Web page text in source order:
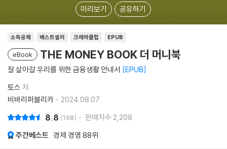
미리보기 공유하기
소득공제 베스트셀러 크레마클럽 EPUB
eBook THE MONEY BOOK 더 머니북
잘 살아갈 우리를 위한 금융생활 안내서 EPUB
토스 저
비바리퍼블리카
2024.08.07.
8.8 198 판매지수 2,208
주간베스트 경제 경영 88위